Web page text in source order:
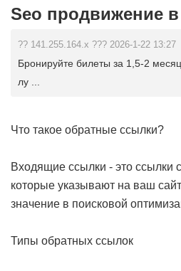
Seo продвижение в
?? 141.255.164.x ??? 2026-1-22 13:27
Бронируйте билеты за 1,5-2
лу ...
Что такое обратные ссылки?
Входящие ссылки - это ссылки
которые указывают на ваш
значение в поисковой
Типы обратных ссылок